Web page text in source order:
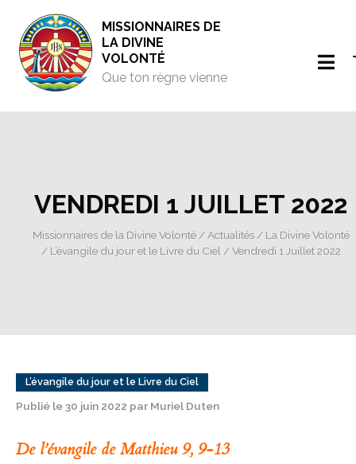
MISSIONNAIRES DE
LA DIVINE
VOLONTÉ
Que ton règne vienne
VENDREDI 1 JUILLET 2022
Missionnaires de la Divine Volonté/ Actualités/ La Divine Volonté
/ L’évangile du jour et le Livre du Ciel / Vendredi 1 Juillet 2022
L’évangile du jour et le Livre du Ciel
Publié le 30 juin 2022 par Muriel Duten
De l’évangile de Matthieu 9, 9-13